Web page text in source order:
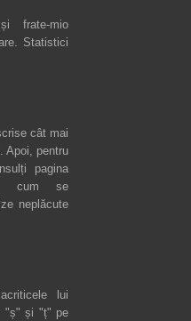
frate-mio
. Statistici
cât mai
Apoi, pentru
pagina
cum se
neplăcute
lui
"ș" și "ț" pe